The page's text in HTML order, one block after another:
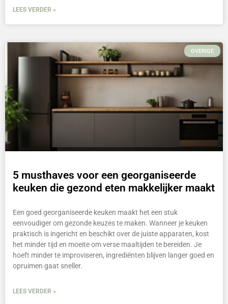
LEES VERDER »
OVERIGE
5 musthaves voor een georganiseerde
keuken die gezond eten makkelijker maakt
Een goed georganiseerde keuken maakt het een stuk
eenvoudiger om gezonde keuzes te maken. Wanneer je keuken
praktisch is ingericht en beschikt over de juiste apparaten, kost
het minder tijd en moeite om verse maaltijden te bereiden. Je
hoeft minder te improviseren, ingrediënten blijven langer goed en
opruimen gaat sneller.
LEES VERDER »